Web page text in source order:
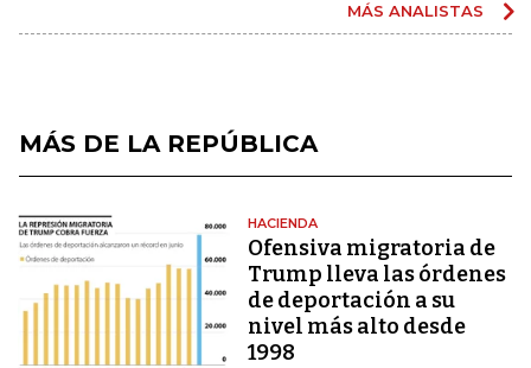
MÁS ANALISTAS
MÁS DE LA REPÚBLICA
HACIENDA
Ofensiva migratoria de
Trump lleva las órdenes
de deportación a su
nivel más alto desde
1998